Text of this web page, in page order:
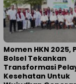
Momen HKN 2025,
Bolsel Tekankan
Transformasi
Kesehatan Untuk